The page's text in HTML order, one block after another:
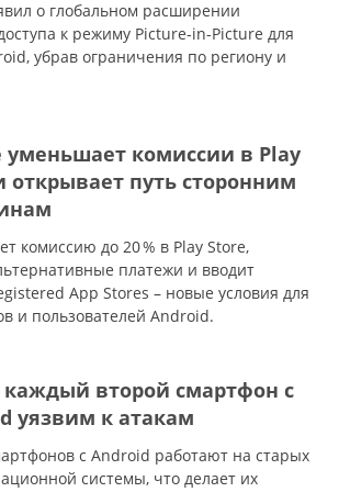
о глобальном расширении
к режиму Picture-in-Picture для
убрав ограничения по региону и
уменьшает комиссии в Play
открывает путь сторонним
комиссию до 20 % в Play Store,
платежи и вводит
App Stores – новые условия для
и пользователей Android.
второй смартфон с
уязвим к атакам
с Android работают на старых
системы, что делает их